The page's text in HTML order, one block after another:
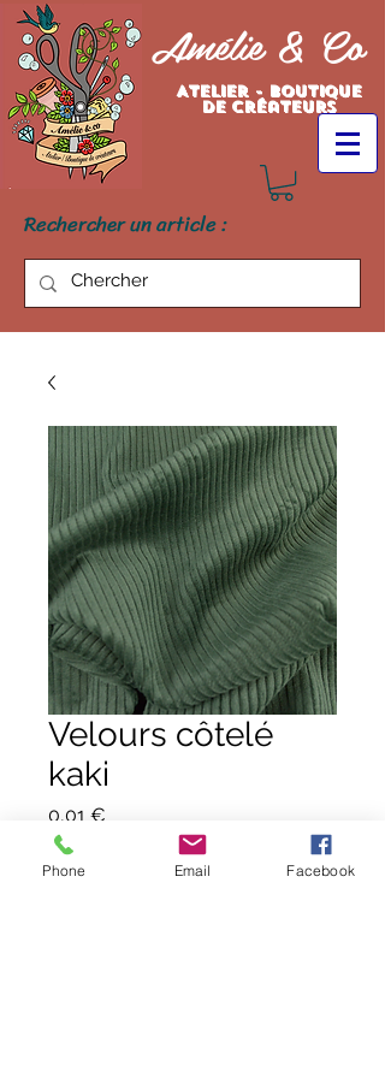
Amélie & Co
Atelier - Boutique
de créateurs
Rechercher un article :
Velours côtelé
kaki
0,01 €
Quantité
Phone Email Facebook